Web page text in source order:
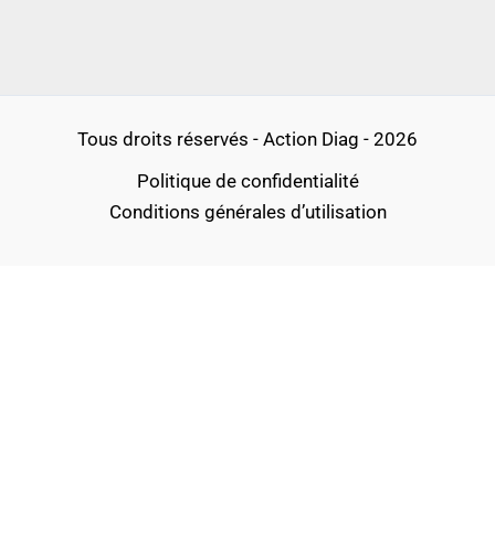
Tous droits réservés - Action Diag - 2026
Politique de confidentialité
Conditions générales d’utilisation